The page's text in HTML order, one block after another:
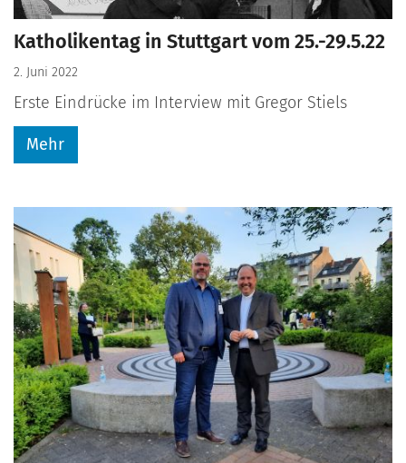
Katholikentag in Stuttgart vom 25.-29.5.22
2. Juni 2022
Erste Eindrücke im Interview mit Gregor Stiels
Mehr